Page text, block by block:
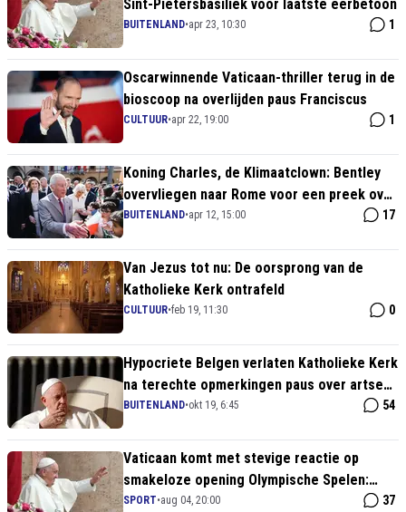
Sint-Pietersbasiliek voor laatste eerbetoon
BUITENLAND•apr 23, 10:30 1
Oscarwinnende Vaticaan-thriller terug in de
bioscoop na overlijden paus Franciscus
CULTUUR•apr 22, 19:00 1
Koning Charles, de Klimaatclown: Bentley
overvliegen naar Rome voor een preek over
klimaat-onzin!
BUITENLAND•apr 12, 15:00 17
Van Jezus tot nu: De oorsprong van de
Katholieke Kerk ontrafeld
CULTUUR•feb 19, 11:30 0
Hypocriete Belgen verlaten Katholieke Kerk
na terechte opmerkingen paus over artsen
als huurmoordenaars
BUITENLAND•okt 19, 6:45 54
Vaticaan komt met stevige reactie op
smakeloze opening Olympische Spelen:
"belediging van vele christenen!"
SPORT•aug 04, 20:00 37